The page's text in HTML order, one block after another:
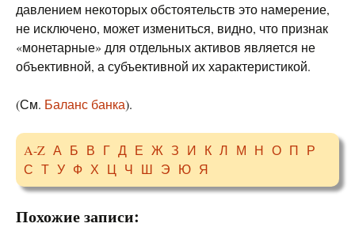
давлением некоторых обстоятельств это намерение,
не исключено, может измениться, видно, что признак
«монетарные» для отдельных активов является не
объективной, а субъективной их характеристикой.
(См. Баланс банка).
A-Z А Б В Г Д Е Ж З И К Л М Н О П Р
С Т У Ф Х Ц Ч Ш Э Ю Я
Похожие записи: